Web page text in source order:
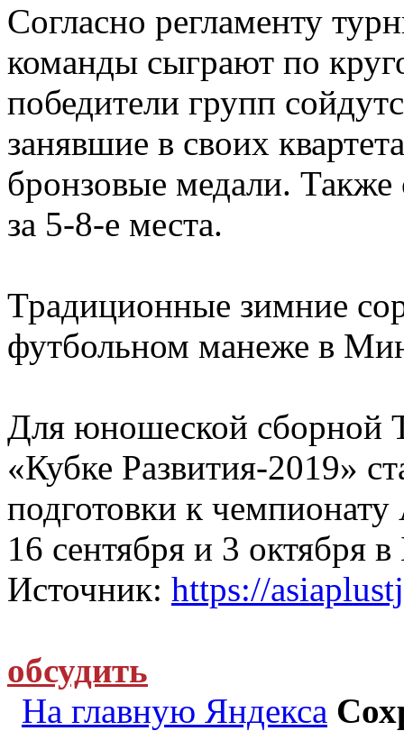
Согласно регламенту
команды сыграют по
победители групп
занявшие в своих
бронзовые медали. Также
за 5-8-е места.
Традиционные зимние
футбольном манеже в
Для юношеской сборной
«Кубке Развития-2019»
подготовки к
16 сентября и 3 октября
Источник: https://
обсудить
На главную Яндекса